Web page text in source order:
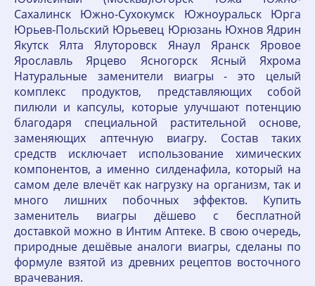
Сахалинск Южно-Сухокумск Южноуральск Юрга
Юрьев-Польский Юрьевец Юрюзань Юхнов Ядрин
Якутск Ялта Ялуторовск Янаул Яранск Яровое
Ярославль Ярцево Ясногорск Ясный Яхрома
Натуральные заменители виагры - это целый
комплекс продуктов, представляющих собой
пилюли и капсулы, которые улучшают потенцию
благодаря специальной растительной основе,
заменяющих аптечную виагру. Состав таких
средств исключает использование химических
компонентов, а именно силденафила, который на
самом деле влечёт как нагрузку на организм, так и
много лишних побочных эффектов. Купить
заменитель виагры дёшево с бесплатной
доставкой можно в Интим Аптеке. В свою очередь,
природные дешёвые аналоги виагры, сделаны по
формуле взятой из древних рецептов восточного
врачевания.